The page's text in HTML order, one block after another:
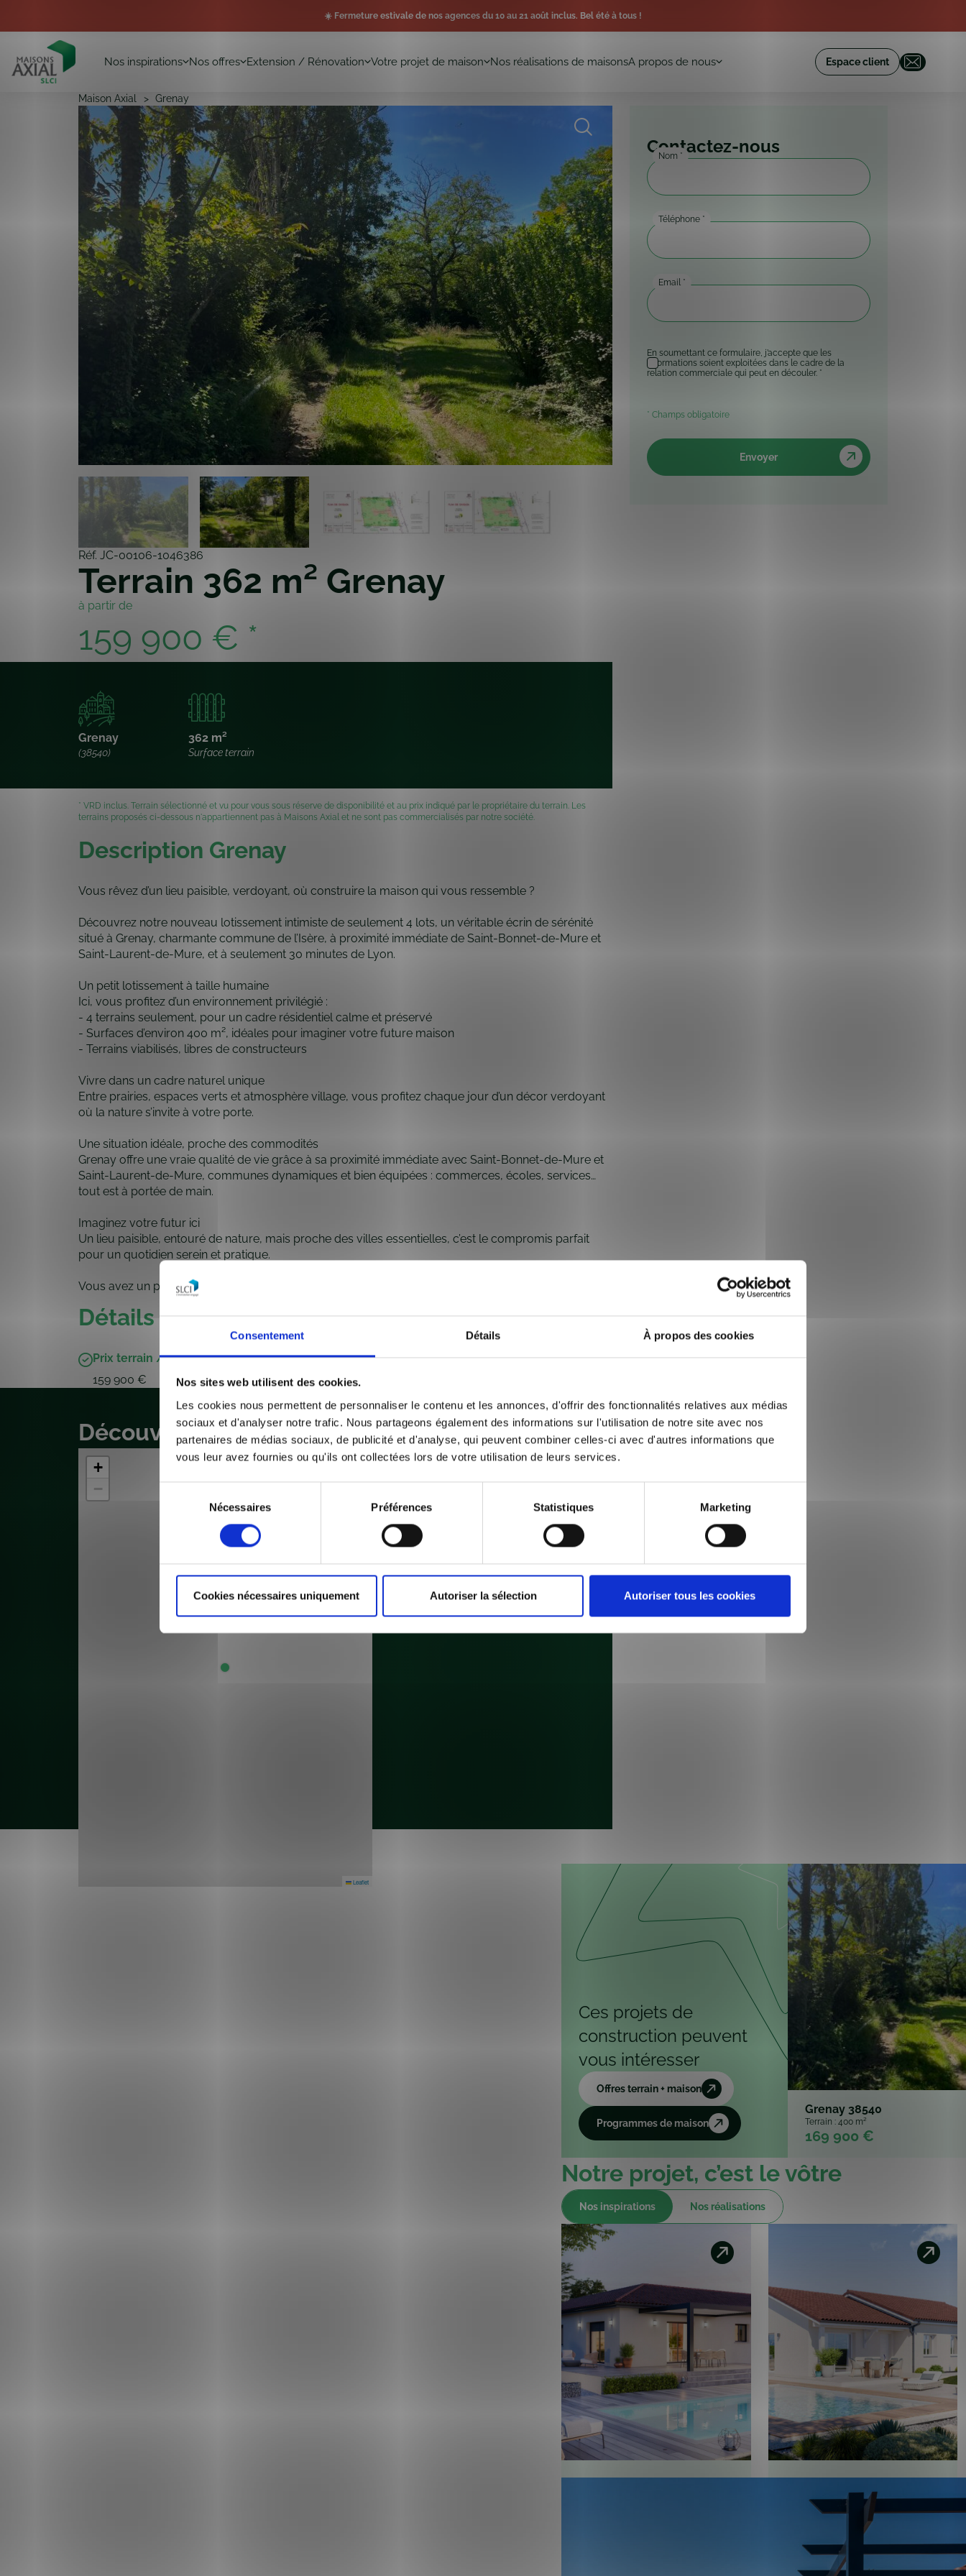
Consentement Détails À propos des cookies
Nos sites web utilisent des cookies.
Les cookies nous permettent de personnaliser le contenu et les annonces, d'offrir des fonctionnalités relatives aux médias
sociaux et d'analyser notre trafic. Nous partageons également des informations sur l'utilisation de notre site avec nos
partenaires de médias sociaux, de publicité et d'analyse, qui peuvent combiner celles-ci avec d'autres informations que
vous leur avez fournies ou qu'ils ont collectées lors de votre utilisation de leurs services.
consentement
Nécessaires Préférences Statistiques Marketing
Cookies nécessaires uniquement Autoriser la sélection Autoriser tous les cookies
☀️ Fermeture estivale de nos agences du 10 au 21 août inclus. Bel été à tous !
Nos inspirations Nos offres Extension / Rénovation Votre projet de maison Nos réalisations de maisonsA propos de nous Espace client
Maison Axial Grenay
Réf. JC-00106-1046386
Terrain 362 m² Grenay
à partir de
159 900 € *
Grenay
(38540)
362 m²
Surface terrain
* VRD inclus. Terrain sélectionné et vu pour vous sous réserve de disponibilité et au prix indiqué par le propriétaire du terrain. Les
terrains proposés ci-dessous n'appartiennent pas à Maisons Axial et ne sont pas commercialisés par notre société.
Description Grenay
Vous rêvez d’un lieu paisible, verdoyant, où construire la maison qui vous ressemble ?
Découvrez notre nouveau lotissement intimiste de seulement 4 lots, un véritable écrin de sérénité
situé à Grenay, charmante commune de l’Isère, à proximité immédiate de Saint-Bonnet-de-Mure et
Saint-Laurent-de-Mure, et à seulement 30 minutes de Lyon.
Un petit lotissement à taille humaine
Ici, vous profitez d’un environnement privilégié :
- 4 terrains seulement, pour un cadre résidentiel calme et préservé
- Surfaces d’environ 400 m², idéales pour imaginer votre future maison
- Terrains viabilisés, libres de constructeurs
Vivre dans un cadre naturel unique
Entre prairies, espaces verts et atmosphère village, vous profitez chaque jour d’un décor verdoyant
où la nature s’invite à votre porte.
Une situation idéale, proche des commodités
Grenay offre une vraie qualité de vie grâce à sa proximité immédiate avec Saint-Bonnet-de-Mure et
Saint-Laurent-de-Mure, communes dynamiques et bien équipées : commerces, écoles, services…
tout est à portée de main.
Imaginez votre futur ici
Un lieu paisible, entouré de nature, mais proche des villes essentielles, c’est le compromis parfait
pour un quotidien serein et pratique.
Vous avez un projet de construction ? Parlons-en !
Détails du bien
Prix terrain / lot
159 900 €
Surface terrain
Découvrez le quartier
+
−
Leaflet
Contactez-nous
Nom *
Téléphone *
Email *
En soumettant ce formulaire, j’accepte que les
informations soient exploitées dans le cadre de la
relation commerciale qui peut en découler. *
* Champs obligatoire
Ces projets de
construction peuvent
vous intéresser
Offres terrain + maison
Programmes de maison
Grenay 38540
Terrain : 400 m²
169 900 €
Notre projet, c’est le vôtre
Nos inspirations Nos réalisations